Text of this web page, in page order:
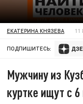
ЕКАТЕРИНА КНЯЗЕВА 11
ПОДПИШИТЕСЬ:
Мужчину из
куртке ищут с